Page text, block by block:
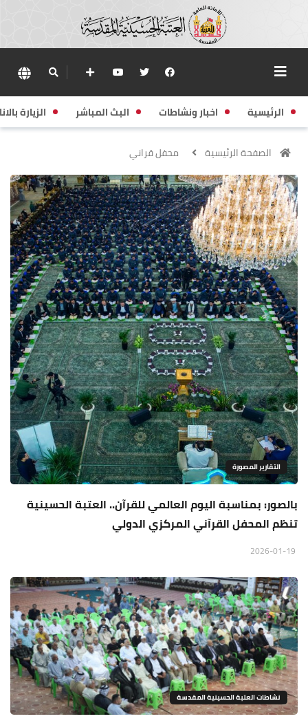
الرئيسية اخبار ونشاطات البث المباشر الزيارة
الصفحة الرئيسية محفل قراني
التقارير المصورة
بالصور: بمناسبة اليوم العالمي للقرآن.. العتبة الحسينية
تنظم المحفل القرآني المركزي الدولي
نشاطات العتبة الحسينية المقدسة